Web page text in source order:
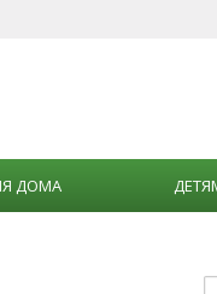
ДОМА